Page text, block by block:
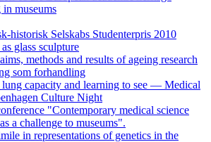
museums
historisk Selskabs Studenterpris 2010
glass sculpture
methods and results of ageing research
som forhandling
lung capacity and learning to see — Medical
Culture Night
"Contemporary medical science
a challenge to museums".
in representations of genetics in the